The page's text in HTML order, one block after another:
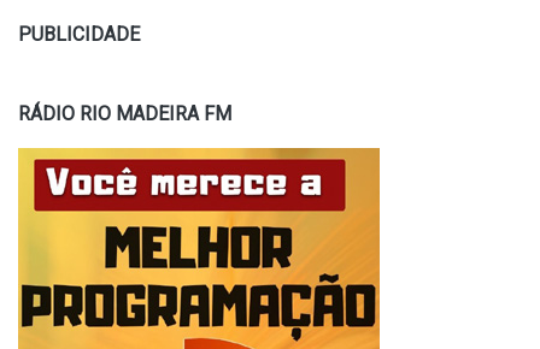
PUBLICIDADE
RÁDIO RIO MADEIRA FM